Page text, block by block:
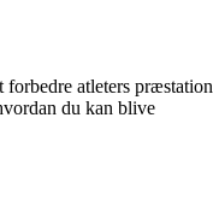
atleters præstation
du kan blive